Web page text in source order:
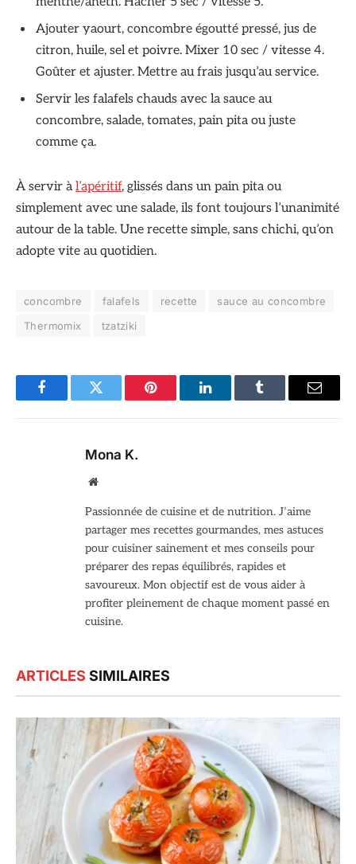
Ajouter yaourt, concombre égoutté pressé, jus de
citron, huile, sel et poivre. Mixer 10 sec / vitesse 4.
Goûter et ajuster. Mettre au frais jusqu’au service.
Servir les falafels chauds avec la sauce au
concombre, salade, tomates, pain pita ou juste
comme ça.
À servir à l’apéritif, glissés dans un pain pita ou
simplement avec une salade, ils font toujours l’unanimité
autour de la table. Une recette simple, sans chichi, qu’on
adopte vite au quotidien.
concombre falafels recette
sauce au concombre
Thermomix
tzatziki
FacebookTwitter Pinterest LinkedInTumblr Email
Mona K.
Site
Passionnée de cuisine et de nutrition. J’aime
partager mes recettes gourmandes, mes astuces
pour cuisiner sainement et mes conseils pour
préparer des repas équilibrés, rapides et
savoureux. Mon objectif est de vous aider à
profiter pleinement de chaque moment passé en
cuisine.
ARTICLES SIMILAIRES